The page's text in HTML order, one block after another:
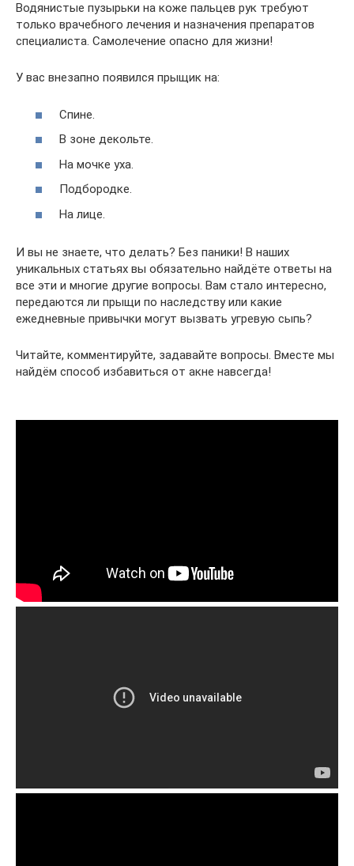
Водянистые пузырьки на коже пальцев рук требуют
только врачебного лечения и назначения препаратов
специалиста. Самолечение опасно для жизни!
У вас внезапно появился прыщик на:
Спине.
В зоне декольте.
На мочке уха.
Подбородке.
На лице.
И вы не знаете, что делать? Без паники! В наших
уникальных статьях вы обязательно найдёте ответы на
все эти и многие другие вопросы. Вам стало интересно,
передаются ли прыщи по наследству или какие
ежедневные привычки могут вызвать угревую сыпь?
Читайте, комментируйте, задавайте вопросы. Вместе мы
найдём способ избавиться от акне навсегда!